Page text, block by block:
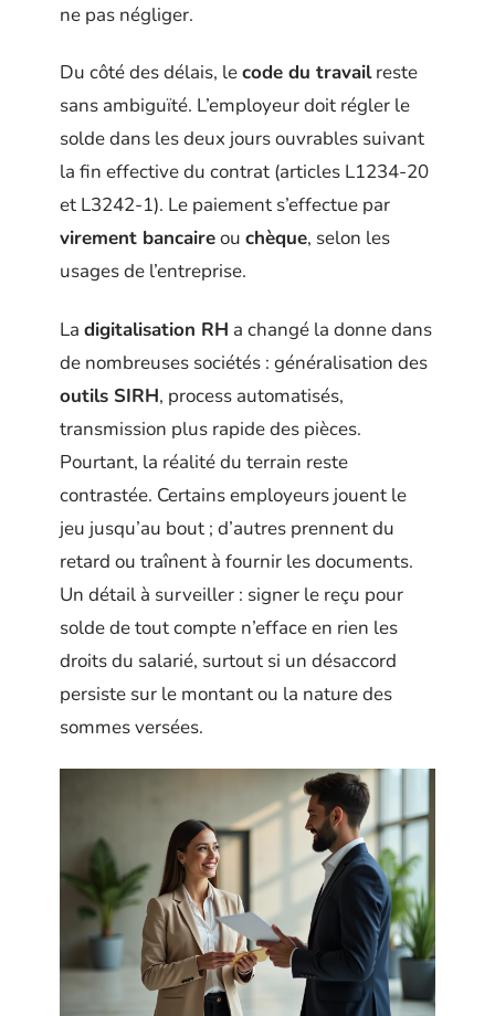
ne pas négliger.
Du côté des délais, lecode du travailreste
sans ambiguïté. L’employeur doit régler le
solde dans les deux jours ouvrables suivant
la fin effective du contrat (articles L1234-20
et L3242-1). Le paiement s’effectue par
virement bancaireou chèque, selon les
usages de l’entreprise.
La digitalisation RH a changé la donne dans
de nombreuses sociétés : généralisation des
outils SIRH, process automatisés,
transmission plus rapide des pièces.
Pourtant, la réalité du terrain reste
contrastée. Certains employeurs jouent le
jeu jusqu’au bout ; d’autres prennent du
retard ou traînent à fournir les documents.
Un détail à surveiller : signer le reçu pour
solde de tout compte n’efface en rien les
droits du salarié, surtout si un désaccord
persiste sur le montant ou la nature des
sommes versées.